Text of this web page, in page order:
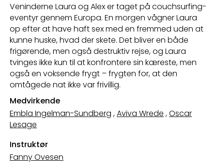
Veninderne Laura og Alex er taget på couchsurfing-
eventyr gennem Europa. En morgen vågner Laura
op efter at have haft sex med en fremmed uden at
kunne huske, hvad der skete. Det bliver en både
frigørende, men også destruktiv rejse, og Laura
tvinges ikke kun til at konfrontere sin kæreste, men
også en voksende frygt – frygten for, at den
omtågede nat ikke var frivillig.
Medvirkende
Embla Ingelman-Sundberg ,Aviva Wrede ,Oscar
Lesage
Instruktør
Fanny Ovesen